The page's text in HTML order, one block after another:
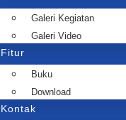
Galeri Kegiatan
Galeri Video
Fitur
Buku
Download
Kontak